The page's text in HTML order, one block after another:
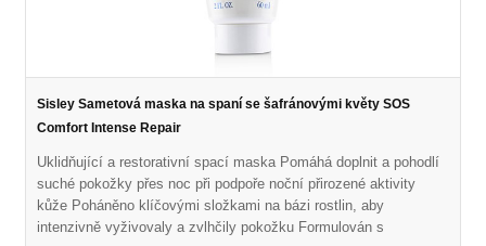
Sisley Sametová maska na spaní se šafránovými květy SOS
Comfort Intense Repair
Uklidňující a restorativní spací maska Pomáhá doplnit a pohodlí
suché pokožky přes noc při podpoře noční přirozené aktivity
kůže Poháněno klíčovými složkami na bázi rostlin, aby
intenzivně vyživovaly a zvlhčily pokožku Formulován s